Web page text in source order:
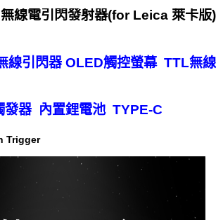
線電引閃發射器(for Leica 萊卡版)
線引閃器 OLED觸控螢幕 TTL無線
發器 內置鋰電池 TYPE-C
Trigger